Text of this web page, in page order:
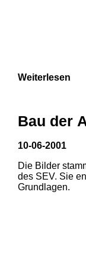
Weiterlesen
Bau der
10-06-2001
Die Bilder
des SEV. Sie
Grundlagen.